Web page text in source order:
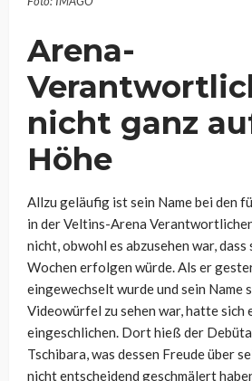
Arena-
nicht ganz
Höhe
Allzu geläufig ist sein Name bei den
in der Veltins-Arena
nicht, obwohl es abzusehen war,
Wochen erfolgen würde. Als er
eingewechselt wurde und sein Name
Videowürfel zu sehen war, hatte sich
eingeschlichen. Dort hieß der
Tschibara, was dessen Freude über
nicht entscheidend geschmälert